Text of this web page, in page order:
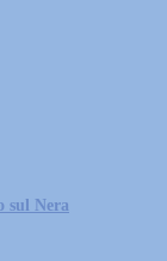
sul Nera